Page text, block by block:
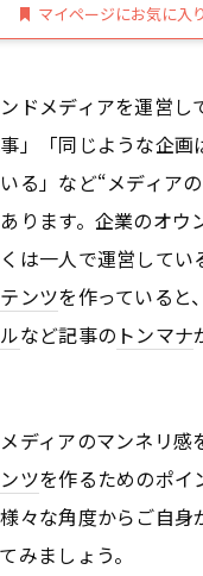
マイページにお気に入り
ドメディアを運営し
」「同じような企
る」など“メディア
ります。企業のオウ
は一人で運営してい
ンツを作っていると
など記事の トンマナ
ディアのマンネリ感
ツを作るためのポイ
々な角度からご自身
みましょう。